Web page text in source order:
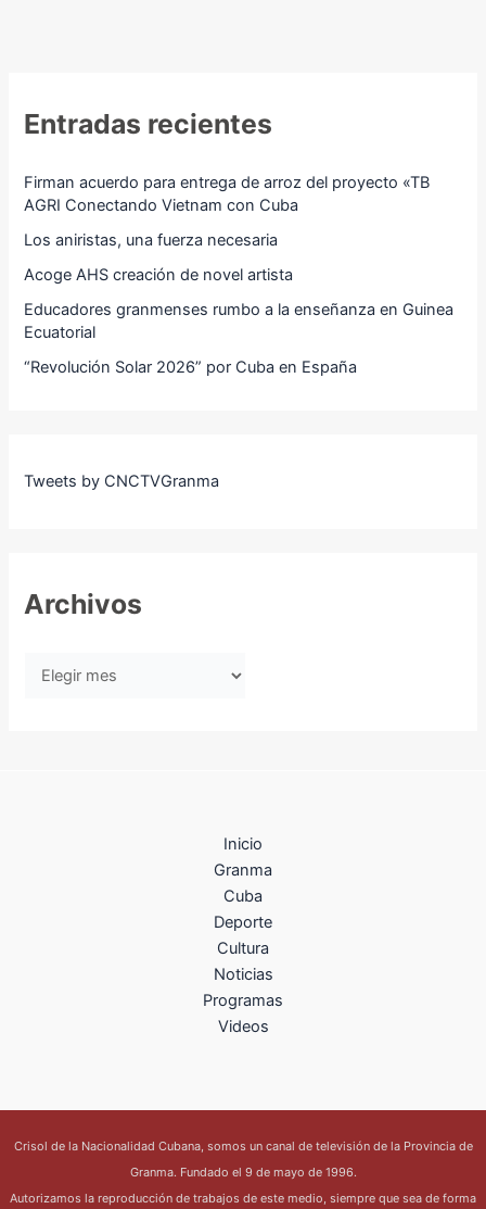
Entradas recientes
Firman acuerdo para entrega de arroz del proyecto «TB
AGRI Conectando Vietnam con Cuba
Los aniristas, una fuerza necesaria
Acoge AHS creación de novel artista
Educadores granmenses rumbo a la enseñanza en Guinea
Ecuatorial
“Revolución Solar 2026” por Cuba en España
Tweets by CNCTVGranma
Archivos
Inicio
Granma
Cuba
Deporte
Cultura
Noticias
Programas
Videos
Crisol de la Nacionalidad Cubana, somos un canal de televisión de la Provincia de
Granma. Fundado el 9 de mayo de 1996.
Autorizamos la reproducción de trabajos de este medio, siempre que sea de forma